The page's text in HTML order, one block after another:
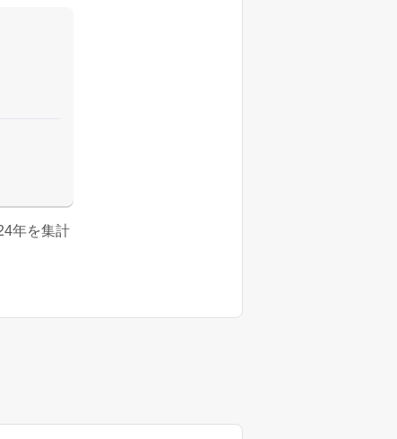
年を集計